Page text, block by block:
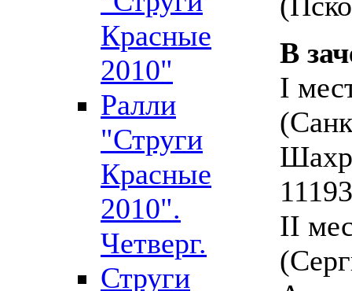
Красные
2010"
Ралли
"Струги
Красные
2010".
Четверг.
Струги
В
I
II